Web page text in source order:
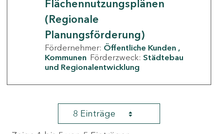
Flächennutzungsplänen
(Regionale
Planungsförderung)
Fördernehmer: Öffentliche Kunden
Kommunen Förderzweck: Städtebau
und Regionalentwicklung
8 Einträge